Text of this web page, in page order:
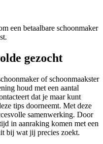
een betaalbare schoonmaker
gezocht
of schoonmaakster
houd met een aantal
dat je maar kunt
tips doorneemt. Met deze
samenwerking. Door
in aanraking komen met een
bij wat jij precies zoekt.